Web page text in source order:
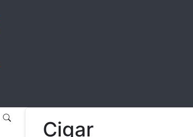
Cigar